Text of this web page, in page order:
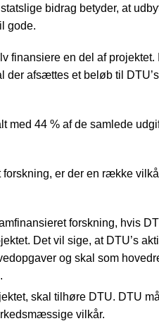
bidrag betyder, at
gode.
finansiere en del af projektet.
der afsættes et beløb til
med 44 % af de samlede
er der en række
forskning, hvis
Det vil sige, at DTU’s
og skal som
skal tilhøre DTU. DTU
vilkår.